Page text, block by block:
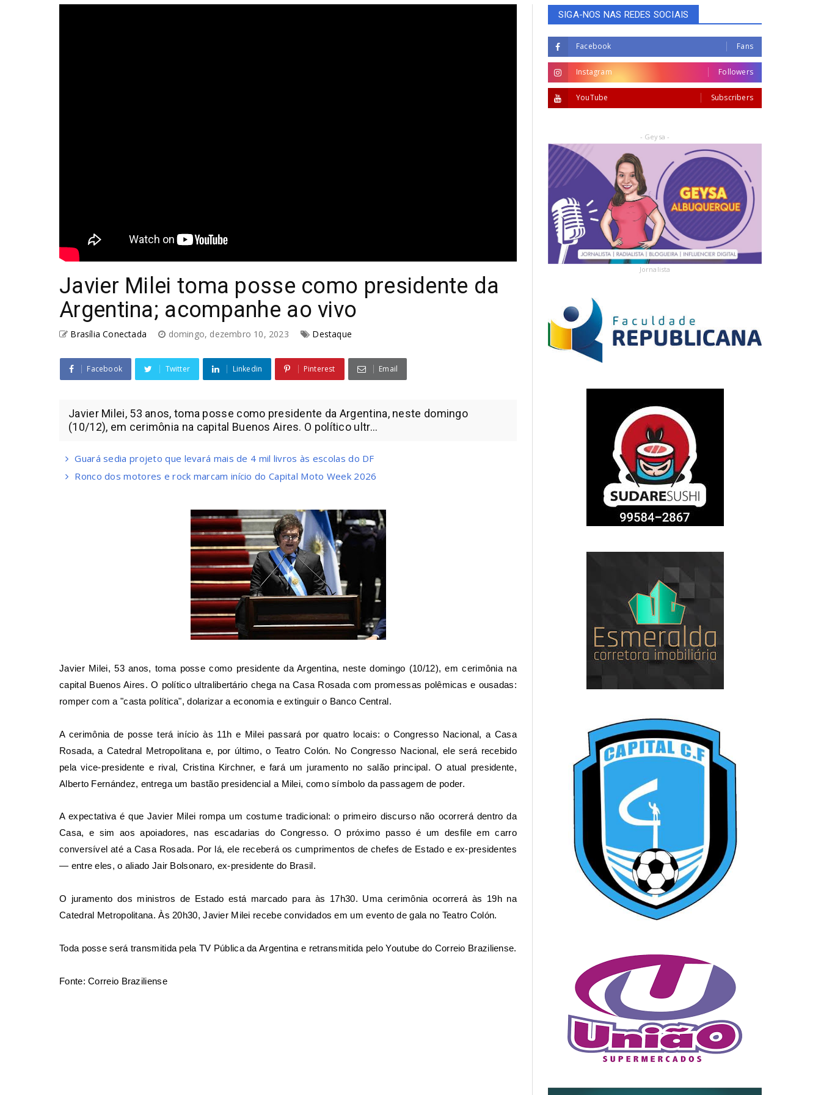
Javier Milei toma posse como presidente da
Argentina; acompanhe ao vivo
Brasília Conectada domingo, dezembro 10, 2023 Destaque
Facebook Twitter Linkedin Pinterest Email
Javier Milei, 53 anos, toma posse como presidente da Argentina, neste domingo
(10/12), em cerimônia na capital Buenos Aires. O político ultr...
Guará sedia projeto que levará mais de 4 mil livros às escolas do DF
Ronco dos motores e rock marcam início do Capital Moto Week 2026
Javier Milei, 53 anos, toma posse como presidente da Argentina, neste domingo (10/12), em cerimônia na
capital Buenos Aires. O político ultralibertário chega na Casa Rosada com promessas polêmicas e ousadas:
romper com a "casta política", dolarizar a economia e extinguir o Banco Central.
A cerimônia de posse terá início às 11h e Milei passará por quatro locais: o Congresso Nacional, a Casa
Rosada, a Catedral Metropolitana e, por último, o Teatro Colón. No Congresso Nacional, ele será recebido
pela vice-presidente e rival, Cristina Kirchner, e fará um juramento no salão principal. O atual presidente,
Alberto Fernández, entrega um bastão presidencial a Milei, como símbolo da passagem de poder.
A expectativa é que Javier Milei rompa um costume tradicional: o primeiro discurso não ocorrerá dentro da
Casa, e sim aos apoiadores, nas escadarias do Congresso. O próximo passo é um desfile em carro
conversível até a Casa Rosada. Por lá, ele receberá os cumprimentos de chefes de Estado e ex-presidentes
— entre eles, o aliado Jair Bolsonaro, ex-presidente do Brasil.
O juramento dos ministros de Estado está marcado para às 17h30. Uma cerimônia ocorrerá às 19h na
Catedral Metropolitana. Às 20h30, Javier Milei recebe convidados em um evento de gala no Teatro Colón.
Toda posse será transmitida pela TV Pública da Argentina e retransmitida pelo Youtube do Correio Braziliense.
Fonte: Correio Braziliense
SIGA-NOS NAS REDES SOCIAIS
Facebook Fans
Instagram Followers
YouTube Subscribers
- Geysa -
Jornalista